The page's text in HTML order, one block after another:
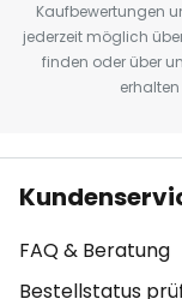
Kaufbewertungen
jederzeit möglich
finden oder über
FAQ & Beratung
Bestellstatus